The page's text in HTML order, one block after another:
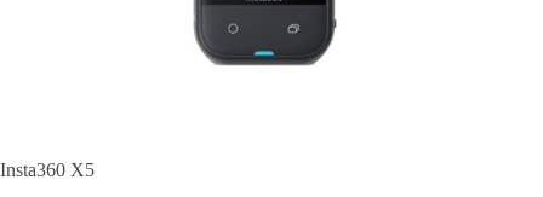
Insta360 X5